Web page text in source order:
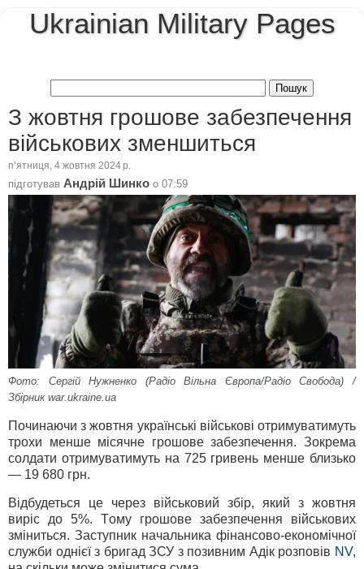
Ukrainian Military Pages
З жовтня грошове забезпечення
військових зменшиться
пʼятниця, 4 жовтня 2024 р.
підготував Андрій Шинко о 07:59
Фото: Сергій Нужненко (Радіо Вільна Європа/Радіо Свобода) /
Збірник war.ukraine.ua
Починаючи з жовтня українські військові отримуватимуть
трохи менше місячне грошове забезпечення. Зокрема
солдати отримуватимуть на 725 гривень менше близько
— 19 680 грн.
Відбудеться це через військовий збір, який з жовтня
виріс до 5%. Тому грошове забезпечення військових
зміниться. Заступник начальника фінансово-економічної
служби однієї з бригад ЗСУ з позивним Адік розповів NV,